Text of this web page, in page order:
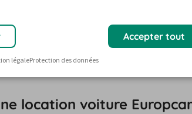
récupérer votre location. Si les
gratuit jusqu'à vingt-quatre
vos questions et vous aider dans
disposition par l'intermédiaire
location voiture
Accepter tout
légaleProtection des données